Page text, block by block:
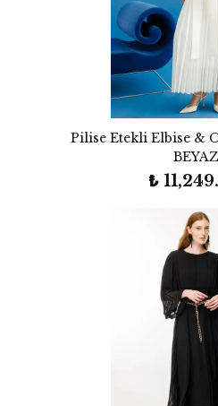
Pilise Etekli Elbise &
BEYAZ
₺